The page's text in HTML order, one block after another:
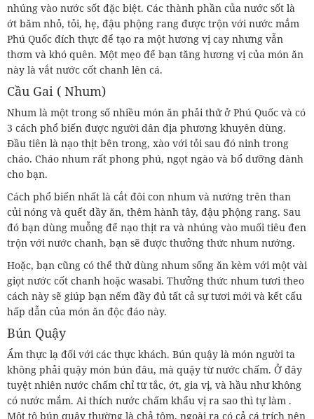
nhúng vào nước sốt đặc biệt. Các thành phần của nước sốt là
ớt băm nhỏ, tỏi, hẹ, đậu phộng rang được trộn với nước mắm
Phú Quốc đích thực để tạo ra một hương vị cay nhưng vẫn
thơm và khó quên. Một mẹo để bạn tăng hương vị của món ăn
này là vắt nước cốt chanh lên cá.
Cầu Gai ( Nhum)
Nhum là một trong số nhiều món ăn phải thử ở Phú Quốc và có
3 cách phổ biến được người dân địa phương khuyên dùng.
Đầu tiên là nạo thịt bên trong, xào với tỏi sau đó ninh trong
cháo. Cháo nhum rất phong phú, ngọt ngào và bổ dưỡng dành
cho bạn.
Cách phổ biến nhất là cắt đôi con nhum và nướng trên than
củi nóng và quết dầy ăn, thêm hành tây, đậu phộng rang. Sau
đó bạn dùng muỗng để nạo thịt ra và nhúng vào muối tiêu đen
trộn với nước chanh, bạn sẽ được thưởng thức nhum nướng.
Hoặc, bạn cũng có thể thử dùng nhum sống ăn kèm với một vài
giọt nước cốt chanh hoặc wasabi. Thưởng thức nhum tươi theo
cách này sẽ giúp bạn nếm đầy đủ tất cả sự tươi mới và kết cấu
hấp dẫn của món ăn độc đáo này.
Bún Quậy
Ẩm thực lạ đối với các thực khách. Bún quậy là món người ta
không phải quậy món bún đâu, mà quậy từ nước chấm. Ở đây
tuyệt nhiên nước chấm chỉ từ tắc, ớt, gia vị, và hầu như không
có nước mắm. Ai thích nước chấm khẩu vị ra sao thì tự làm .
Một tô bún quậy thường là chả tôm, ngoài ra có cả cá trích nên